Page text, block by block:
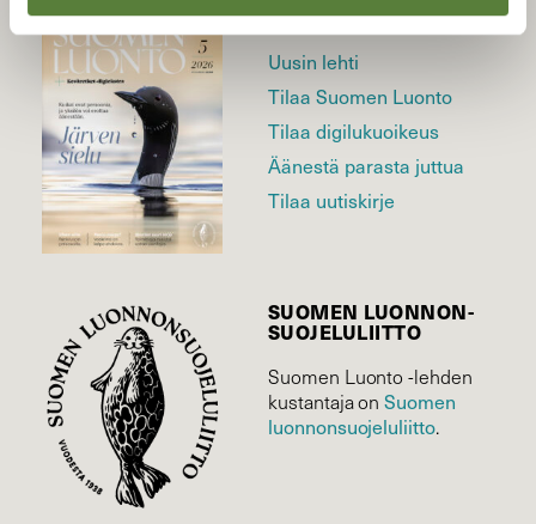
LEHTI
Uusin lehti
Tilaa Suomen Luonto
Tilaa digilukuoikeus
Äänestä parasta juttua
Tilaa uutiskirje
SUOMEN LUONNON­
SUOJELU­LIITTO
Suomen Luonto -lehden
kustantaja onSuomen
luonnonsuojelu­liitto.